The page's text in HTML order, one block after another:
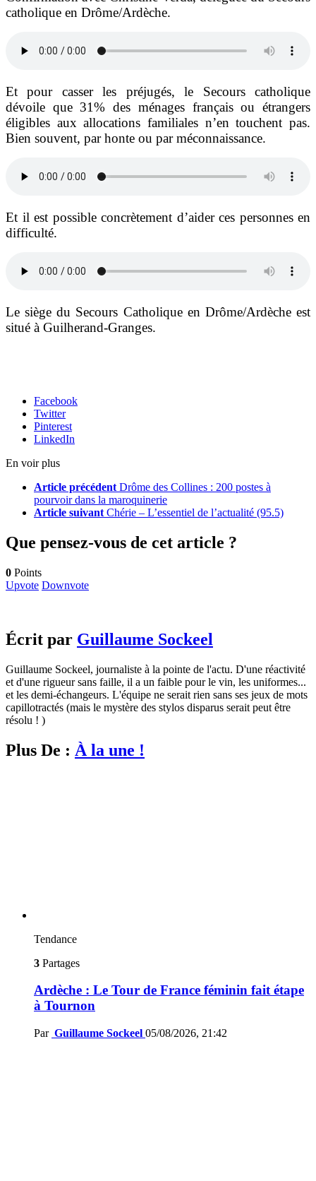
catholique en Drôme/Ardèche.
Et pour casser les préjugés, le Secours catholique
dévoile que 31% des ménages français ou étrangers
éligibles aux allocations familiales n’en touchent pas.
Bien souvent, par honte ou par méconnaissance.
Et il est possible concrètement d’aider ces personnes en
difficulté.
Le siège du Secours Catholique en Drôme/Ardèche est
situé à Guilherand-Granges.
Facebook
Twitter
Pinterest
LinkedIn
En voir plus
Article précédent Drôme des Collines : 200 postes à
pourvoir dans la maroquinerie
Article suivant Chérie – L’essentiel de l’actualité (95.5)
Que pensez-vous de cet article ?
0 Points
Upvote Downvote
Écrit par Guillaume Sockeel
Guillaume Sockeel, journaliste à la pointe de l'actu. D'une réactivité
et d'une rigueur sans faille, il a un faible pour le vin, les uniformes...
et les demi-échangeurs. L'équipe ne serait rien sans ses jeux de mots
capillotractés (mais le mystère des stylos disparus serait peut être
résolu ! )
Plus De : À la une !
Tendance
3 Partages
Ardèche : Le Tour de France féminin fait étape
à Tournon
Par Guillaume Sockeel 05/08/2026, 21:42